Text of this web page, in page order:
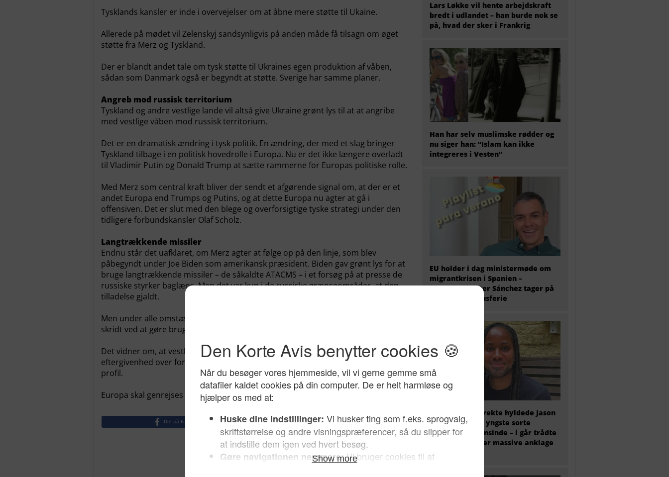
Tysklands kansler er inde i overvejelser om at åbne mere støtte til Ukaine.
Allerede på mødet vil Zelenskyj sandsynligvis på anden måde få tilsagn om øget
støtte fra Merz og Tyskland.
Der er blandt andet tale om tysk støtte til Ukraines egen produktion af våben,
sådan som Danmark også er begyndt at støtte. Sverige har samme planer.
Angreb mod russisk territorium
Tyskland og andre vestlige lande vil altså give Ukraine grønt lys til at at angribe
med vestlige våben mod russisk territorium.
Det er en dramatisk ændring i tysk politik. En ændring, der med et slag bringer
Tyskland tilbage i en politisk hovedrolle i Europa. Nu er det ikke længere overladt
til Vladimir Putin og Donald Trump at sætte rammerne for Europas politiske rolle.
Med Merz som central kraft bliver der sendt et afgørende signal om, at der er et
andet Europa end Trumps og Putins, og at dette Europa nu agter at gå i
offensiven. Det er slut med den blege og overforsigtige tyske strategi under den
tidligere forbundskansler Olaf Scholz.
Langtrækkende missiler
Endnu står det uafklaret, om Merz agter at følge op på den linje, som blev
påbegyndt under Joe Biden som amerikansk præsident. Biden gav grønt lys for at
bruge langtrækkende missiler – de såkaldte ATACMS – i et forsøg på at presse de
russiske styrker baglæns. Men det var kun i de russiske grænseområder, at den
tilladelse gjaldt.
Men under alle omstændigheder er Merz tilsyneladende parat til at tage et vigtigt
skridt ved at gøre brug af vestlige våben på russisk territorium.
Det vidner om, at vestlige lande efter nogen tid fyldt med forvirring, svaghed og
eftergivenhed over for russiske tyranner, nu begynder at gøre klar til at træde i
profil.
Europa skal genrejses som et centrum for frihed og demokrati.
Del på Facebook Send på mail
Lars Løkke vil hente arbejdskraft
bredt i udlandet – han burde nok se
på, hvad der sker i Frankrig
Han har selv muslimske rødder og
nu siger han: “Islam kan ikke
integreres i Vesten”
EU holder i dag ministermøde om
migrantkrisen i Spanien –
premierminister Sánchez tager på
fire ugers luksusferie
De politisk korrekte hyldede Jason
Arday som den yngste sorte
professor nogensinde – i går trådte
han tilbage efter massive anklage
for snyd